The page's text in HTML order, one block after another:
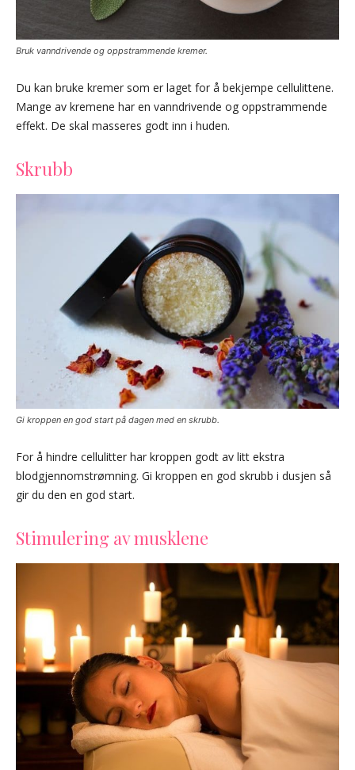
Bruk vanndrivende og oppstrammende kremer.
Du kan bruke kremer som er laget for å bekjempe cellulittene.
Mange av kremene har en vanndrivende og oppstrammende
effekt. De skal masseres godt inn i huden.
Skrubb
Gi kroppen en god start på dagen med en skrubb.
For å hindre cellulitter har kroppen godt av litt ekstra
blodgjennomstrømning. Gi kroppen en god skrubb i dusjen så
gir du den en god start.
Stimulering av musklene